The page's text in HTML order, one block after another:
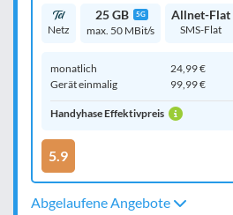
Netz
25 GB 5G
max. 50 MBit/s
Allnet-Flat
SMS-Flat
monatlich
24,99 €
Gerät einmalig
99,99 €
Handyhase Effektivpreis
5.9
Abgelaufene Angebote